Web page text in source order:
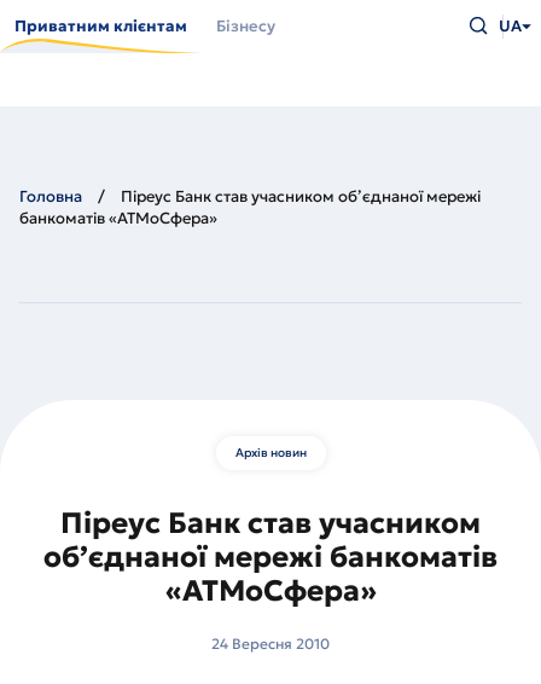
до
основного
Приватним клієнтам Бізнесу
що
UA
Головна
Піреус Банк став учасником об’єднаної мережі
банкоматів «АТМоСфера»
Архів новин
Піреус Банк став учасником
об’єднаної мережі банкоматів
«АТМоСфера»
24 Вересня 2010